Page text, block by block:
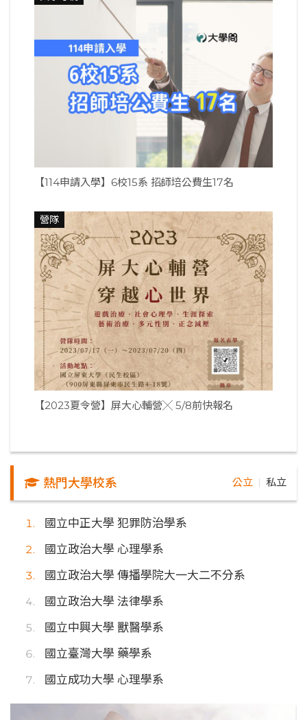
【114申請入學】6校15系 招師培公費生17名
營隊
【2023夏令營】屏大心輔營╳ 5/8前快報名
熱門大學校系 公立 私立
國立中正大學 犯罪防治學系
國立政治大學 心理學系
國立政治大學 傳播學院大一大二不分系
國立政治大學 法律學系
國立中興大學 獸醫學系
國立臺灣大學 藥學系
國立成功大學 心理學系